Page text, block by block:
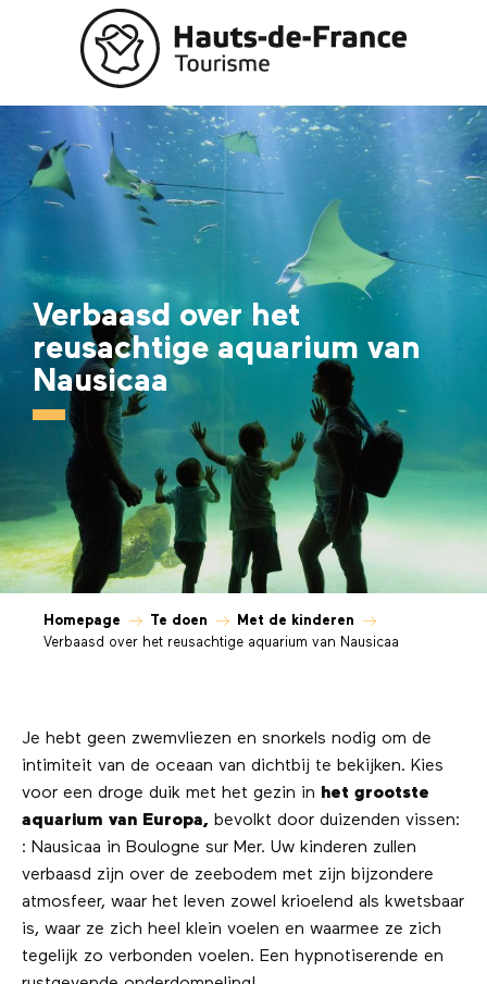
Verbaasd over het
reusachtige aquarium van
Nausicaa
Homepage Te doen
Met de kinderen
Verbaasd over het reusachtige aquarium van Nausicaa
Je hebt geen zwemvliezen en snorkels nodig om de
intimiteit van de oceaan van dichtbij te bekijken. Kies
voor een droge duik met het gezin in het grootste
aquarium van Europa, bevolkt door duizenden vissen:
: Nausicaa in Boulogne sur Mer. Uw kinderen zullen
verbaasd zijn over de zeebodem met zijn bijzondere
atmosfeer, waar het leven zowel krioelend als kwetsbaar
is, waar ze zich heel klein voelen en waarmee ze zich
tegelijk zo verbonden voelen. Een hypnotiserende en